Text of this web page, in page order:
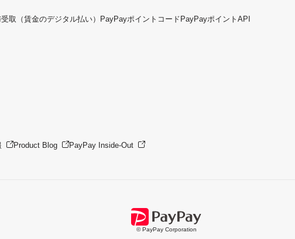
取（賃金のデジタル払い） PayPayポイントコード PayPayポイントAPI
Product Blog PayPay Inside-Out
© PayPay Corporation